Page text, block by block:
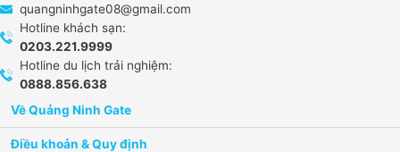
quangninhgate08@gmail.com
Hotline khách sạn:
0203.221.9999
Hotline du lịch trải nghiệm:
0888.856.638
Về Quảng Ninh Gate​
Điều khoản & Quy định